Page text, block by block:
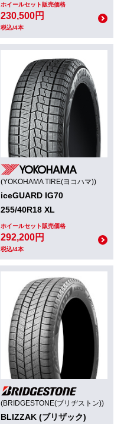
ホイールセット販売価格
230,500円
税込/4本
(YOKOHAMA TIRE(ヨコハマ))
iceGUARD IG70
255/40R18 XL
ホイールセット販売価格
292,200円
税込/4本
(BRIDGESTONE(ブリヂストン))
BLIZZAK (ブリザック)